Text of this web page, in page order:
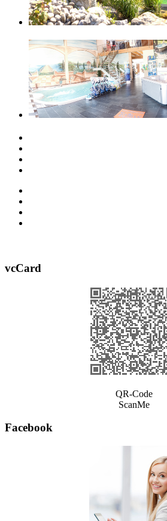
vcCard
QR-Code
ScanMe
Facebook